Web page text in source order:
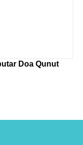
Doa Qunut